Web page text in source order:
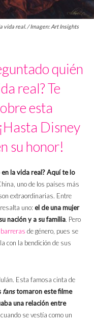
vida real. / Imagen: Art Insights
quién
real? Te
esta
Disney
su honor!
la vida real? Aquí te lo
uno de los países más
extraordinarias. Entre
uno: el de una mujer
nación y a su familia. Pero
de género, pues se
con la bendición de sus
Esta famosa cinta de
fanstomaron este filme
una relación entre
se vestía como un